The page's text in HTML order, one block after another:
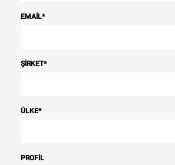
EMAIL*
ŞIRKET*
ÜLKE*
PROFIL